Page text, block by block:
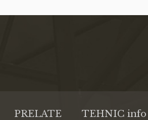
PRELATE TEHNIC info